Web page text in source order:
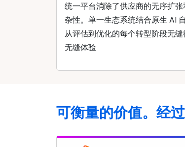
统一平台消除了供应商的无序扩
杂性。单一生态系统结合原生 AI
从评估到优化的每个转型阶段无
无缝体验
可衡量的价值。经